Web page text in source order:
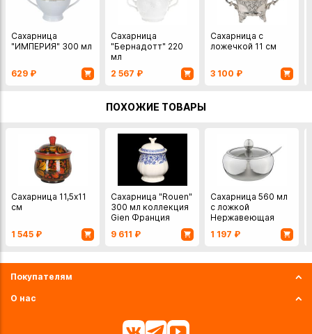
Сахарница
"ИМПЕРИЯ" 300 мл
629 ₽
Сахарница
"Бернадотт" 220
мл
2 567 ₽
Сахарница с
ложечкой 11 см
3 100 ₽
ПОХОЖИЕ ТОВАРЫ
Сахарница 11,5х11
см
1 545 ₽
Сахарница "Rouen"
300 мл коллекция
Gien Франция
9 611 ₽
Сахарница 560 мл
с ложкой
Нержавеющая
1 197 ₽
Покупателям
О нас